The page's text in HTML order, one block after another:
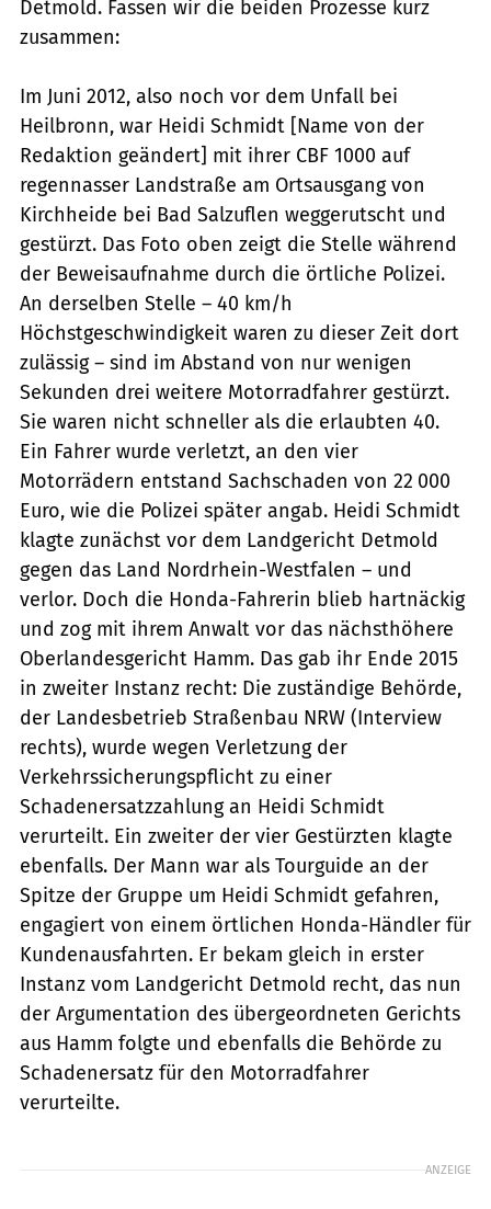
Detmold. Fassen wir die beiden Prozesse kurz
zusammen:
Im Juni 2012, also noch vor dem Unfall bei
Heilbronn, war Heidi Schmidt [Name von der
Redaktion geändert] mit ihrer CBF 1000 auf
regennasser Landstraße am Ortsausgang von
Kirchheide bei Bad Salzuflen weggerutscht und
gestürzt. Das Foto oben zeigt die Stelle während
der Beweisaufnahme durch die örtliche Polizei.
An derselben Stelle – 40 km/h
Höchstgeschwindigkeit waren zu dieser Zeit dort
zulässig – sind im Abstand von nur wenigen
Sekunden drei weitere Motorradfahrer gestürzt.
Sie waren nicht schneller als die erlaubten 40.
Ein Fahrer wurde verletzt, an den vier
Motorrädern entstand Sachschaden von 22 000
Euro, wie die Po­lizei später angab. Heidi Schmidt
klagte zunächst vor dem Landgericht Detmold
gegen das Land Nordrhein-Westfalen – und
verlor. Doch die Honda-Fahrerin blieb hartnäckig
und zog mit ihrem Anwalt vor das nächsthöhere
Oberlandesgericht Hamm. Das gab ihr Ende 2015
in zweiter Instanz recht: Die zuständige Behörde,
der Landesbetrieb Straßenbau NRW (Interview
rechts), wurde wegen Ver­letzung der
Verkehrssicherungspflicht zu einer
Schadenersatzzahlung an Heidi Schmidt
verurteilt. Ein zweiter der vier Gestürzten klagte
ebenfalls. Der Mann war als Tourguide an der
Spitze der Gruppe um Heidi Schmidt gefahren,
engagiert von einem örtlichen Honda-Händler für
Kundenausfahrten. Er bekam gleich in erster
Instanz vom Landgericht Detmold recht, das nun
der Argumentation des übergeordneten Gerichts
aus Hamm folgte und ebenfalls die Behörde zu
Schadenersatz für den Motorradfahrer
verurteilte.
ANZEIGE